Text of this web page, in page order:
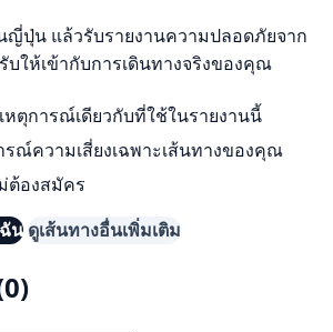
ญี่ปุ่น แล้วรับรายงานความปลอดภัยจาก
บให้เข้ากับการเดินทางจริงของคุณ
ตุการณ์เดียวกับที่ใช้ในรายงานนี้
รณ์ความเสี่ยงเฉพาะเส้นทางของคุณ
ต้องสมัคร
น ดูเส้นทางอื่นเพิ่มเติม